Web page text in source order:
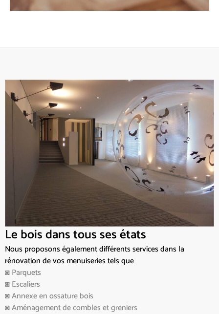
Le bois dans tous ses états
Nous proposons également différents services dans la
rénovation de vos menuiseries tels que
◙ Parquets
◙ Escaliers
◙ Annexe en ossature bois
◙ Aménagement de combles et greniers